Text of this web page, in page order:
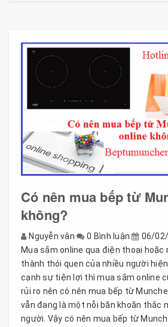
Có nên mua bếp từ
không?
Nguyễn vân 0 Bình luận
06/
Mua sắm online qua điện thoại
thành thói quen của nhiều người
cạnh sự tiện lợi thì mua sắm online
rủi ro nên có nên mua bếp từ
vẫn đang là một nỗi băn khoăn thắc
người. Vậy có nên mua bếp từ